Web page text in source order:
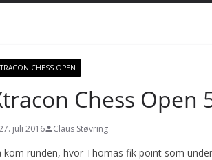
CHESS OPEN
Chess Open
juli 2016 Claus Støvring
kom runden, hvor Thomas fik point som